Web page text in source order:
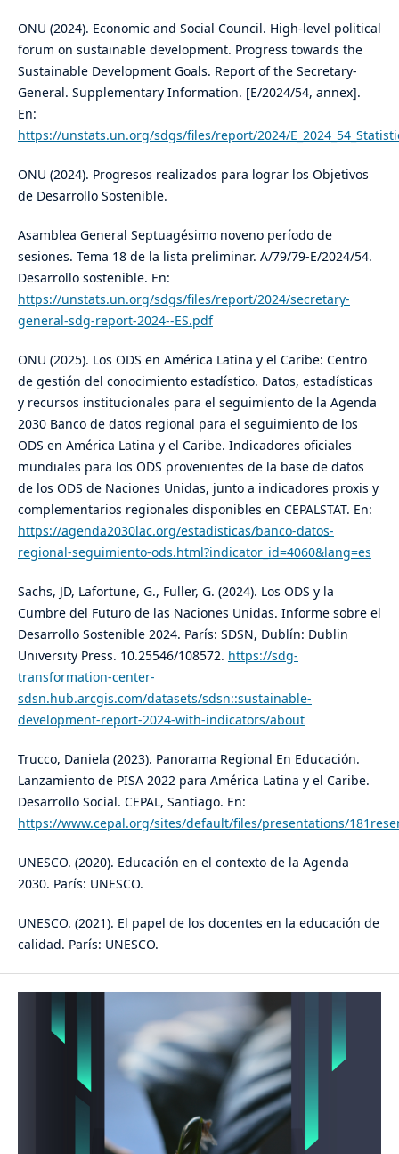
ONU (2024). Economic and Social Council. High-level political
forum on sustainable development. Progress towards the
Sustainable Development Goals. Report of the Secretary-
General. Supplementary Information. [E/2024/54, annex].
En:
https://unstats.un.org/sdgs/files/report/2024/
ONU (2024). Progresos realizados para lograr los Objetivos
de Desarrollo Sostenible.
Asamblea General Septuagésimo noveno período de
sesiones. Tema 18 de la lista preliminar. A/79/79-E/2024/54.
Desarrollo sostenible. En:
https://unstats.un.org/sdgs/files/report/2024/secretary-
general-sdg-report-2024--ES.pdf
ONU (2025). Los ODS en América Latina y el Caribe: Centro
de gestión del conocimiento estadístico. Datos, estadísticas
y recursos institucionales para el seguimiento de la Agenda
2030 Banco de datos regional para el seguimiento de los
ODS en América Latina y el Caribe. Indicadores oficiales
mundiales para los ODS provenientes de la base de datos
de los ODS de Naciones Unidas, junto a indicadores proxis y
complementarios regionales disponibles en CEPALSTAT. En:
https://agenda2030lac.org/estadisticas/banco-datos-
regional-seguimiento-ods.html?indicator_id=4060&lang=es
Sachs, JD, Lafortune, G., Fuller, G. (2024). Los ODS y la
Cumbre del Futuro de las Naciones Unidas. Informe sobre el
Desarrollo Sostenible 2024. París: SDSN, Dublín: Dublin
University Press. 10.25546/108572. https://sdg-
transformation-center-
sdsn.hub.arcgis.com/datasets/sdsn::sustainable-
development-report-2024-with-indicators/about
Trucco, Daniela (2023). Panorama Regional En Educación.
Lanzamiento de PISA 2022 para América Latina y el Caribe.
Desarrollo Social. CEPAL, Santiago. En:
https://www.cepal.org/sites/default/files/presentations/
UNESCO. (2020). Educación en el contexto de la Agenda
2030. París: UNESCO.
UNESCO. (2021). El papel de los docentes en la educación de
calidad. París: UNESCO.